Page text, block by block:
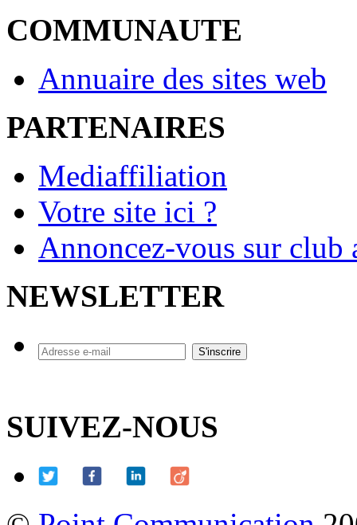
COMMUNAUTE
Annuaire des sites web
PARTENAIRES
Mediaffiliation
Votre site ici ?
Annoncez-vous sur
NEWSLETTER
SUIVEZ-NOUS